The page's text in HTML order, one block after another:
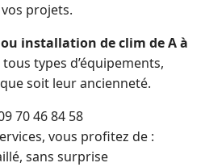
projets.
installation de clim de A à
types d’équipements,
soit leur ancienneté.
70 46 84 58
vous profitez de :
sans surprise